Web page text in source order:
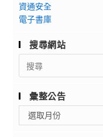
資通安全
電子書庫
搜尋網站
Search
for:
彙整公告
整
選取月份